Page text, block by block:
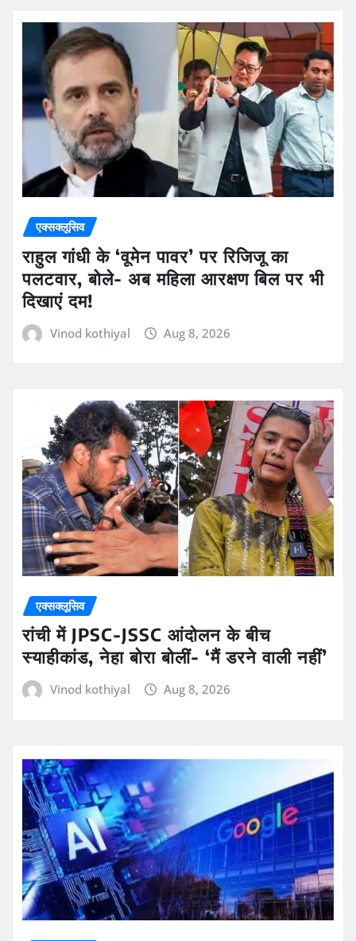
एक्सक्लूसिव
राहुल गांधी के ‘वूमेन पावर’ पर रिजिजू का
पलटवार, बोले- अब महिला आरक्षण बिल पर भी
दिखाएं दम!
Vinod kothiyal Aug 8, 2026
एक्सक्लूसिव
रांची में JPSC-JSSC आंदोलन के बीच
स्याहीकांड, नेहा बोरा बोलीं- ‘मैं डरने वाली नहीं’
Vinod kothiyal Aug 8, 2026